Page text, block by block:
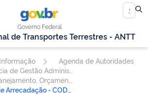
Governo Federal
de Transportes Terrestres - ANTT
Agenda de Autoridades
Superintendência de Gestão Administrativa
Gerência de Planejamento, Orçamento, Finanças e Contabilidade - GEORF
Coordenação de Arrecadação - CODAR